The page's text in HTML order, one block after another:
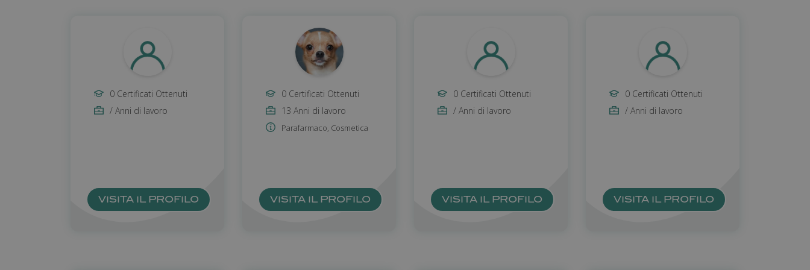
0 Certificati Ottenuti
/ Anni di lavoro
VISITA IL PROFILO
0 Certificati Ottenuti
13 Anni di lavoro
Parafarmaco, Cosmetica
VISITA IL PROFILO
0 Certificati Ottenuti
/ Anni di lavoro
VISITA IL PROFILO
0 Certificati Ottenuti
/ Anni di lavoro
VISITA IL PROFILO